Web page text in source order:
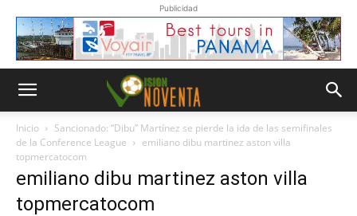
Publicidad
Inicio
Sancionado: “Dibu” Martínez se pierde la ida de las semifinales
de la Conference League
emiliano dibu martinez aston villa
topmercatocom
emiliano dibu martinez aston villa
topmercatocom